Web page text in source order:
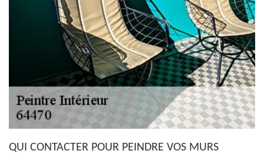
QUI CONTACTER POUR PEINDRE VOS MURS